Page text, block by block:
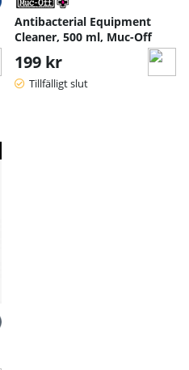
Antibacterial Equipment
Cleaner, 500 ml, Muc-Off
199 kr
Tillfälligt slut